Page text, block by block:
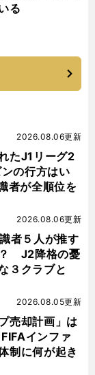
る
たJ1リーグ2
の行方はい
者が全順位を
2026.08.06更新
者５人が推す
J2降格の憂
３クラブと
2026.08.06更新
売却計画」は
インファ
制に何が起き
2026.08.05更新